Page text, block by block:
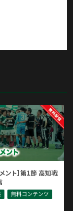
ント】第1節 高知戦
無料コンテンツ